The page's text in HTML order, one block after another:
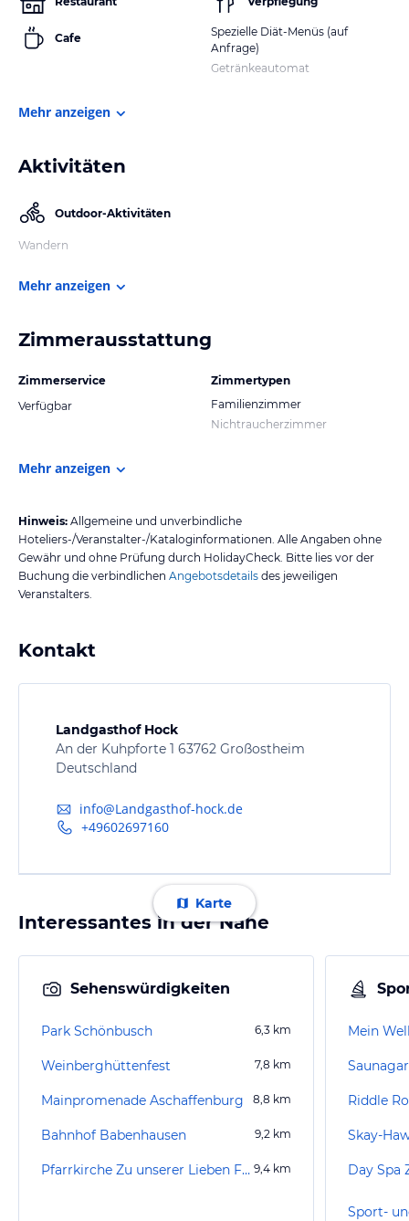
Cafe
Spezielle Diät-Menüs (auf
Anfrage)
Getränkeautomat
Mehr anzeigen
Aktivitäten
Outdoor-Aktivitäten
Wandern
Mehr anzeigen
Zimmerausstattung
Zimmerservice
Verfügbar
Zimmertypen
Familienzimmer
Nichtraucherzimmer
Mehr anzeigen
Hinweis: Allgemeine und unverbindliche
Hoteliers-/Veranstalter-/Kataloginformationen. Alle Angaben ohne
Gewähr und ohne Prüfung durch HolidayCheck. Bitte lies vor der
Buchung die verbindlichen Angebotsdetails des jeweiligen
Veranstalters.
Kontakt
Landgasthof Hock
An der Kuhpforte 1 63762 Großostheim
Deutschland
info@Landgasthof-hock.de
+49602697160
Karte
Interessantes in der Nähe
Sehenswürdigkeiten
Park Schönbusch 6,3 km
Weinberghüttenfest 7,8 km
Mainpromenade Aschaffenburg 8,8 km
Bahnhof Babenhausen 9,2 km
Pfarrkirche Zu unserer Lieben Frau 9,4 km
Riddle
Skay-
Day Spa
Sport-